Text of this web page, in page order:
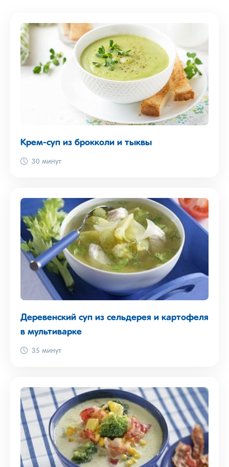
Крем-суп из брокколи и тыквы
30 минут
Деревенский суп из сельдерея и картофеля
в мультиварке
35 минут